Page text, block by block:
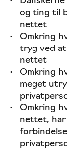
og ting til
nettet
Omkring
tryg ved at
nettet
Omkring
meget
Omkring
nettet, har